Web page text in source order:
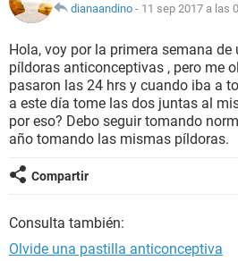
NUTRICIÓN
BIENESTAR
SEXUALIDAD
GLOSARIO
dianaandino - 11 sep 2017 a las
Hola, voy por la primera semana de
píldoras anticonceptivas , pero me
pasaron las 24 hrs y cuando iba a
a este día tome las dos juntas al
por eso? Debo seguir tomando
año tomando las mismas píldoras.
Compartir
Consulta también:
Olvide una pastilla anticonceptiva